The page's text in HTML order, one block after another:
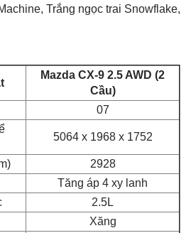
Trắng ngọc trai Snowflake,
Mazda CX-9 2.5 AWD (2
Cầu)
07
5064 x 1968 x 1752
2928
Tăng áp 4 xy lanh
2.5L
Xăng